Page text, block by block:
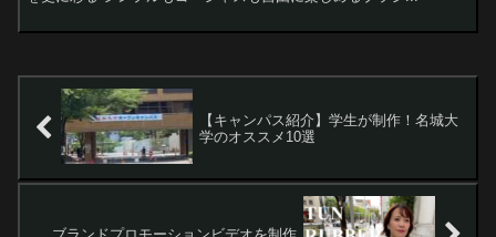
【キャンパス紹介】学生が制作！名城大
学のオススメ10選